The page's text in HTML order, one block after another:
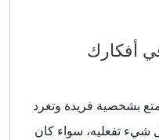
أفكارك
بشخصية فريدة وتغرد
تفعليه، سواء كان